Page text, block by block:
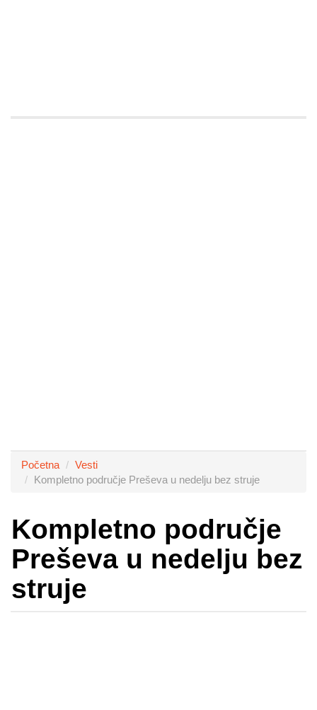
Početna
Vesti
Kompletno područje Preševa u nedelju bez struje
Kompletno područje
Preševa u nedelju bez
struje